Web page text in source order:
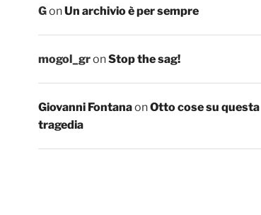
GonUn archivio è per sempre
mogol_gronStop the sag!
Giovanni FontanaonOtto cose su questa
tragedia